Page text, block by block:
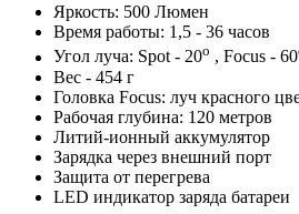
Яркость: 500 Люмен
Время работы: 1,5 - 36 часов
Угол луча: Spot - 20о , Focus - 60
Вес - 454 г
Головка Focus: луч красного
Рабочая глубина: 120 метров
Литий-ионный аккумулятор
Зарядка через внешний порт
Защита от перегрева
LED индикатор заряда батареи